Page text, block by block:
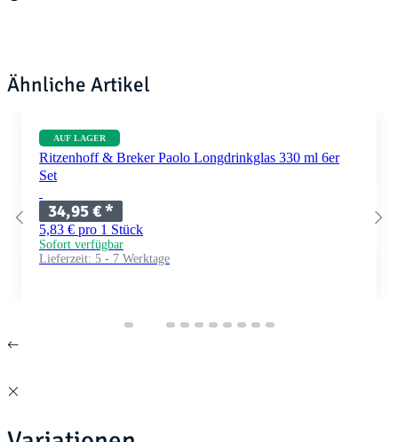
Ähnliche Artikel
AUF LAGER
Ritzenhoff & Breker Paolo Longdrinkglas 330 ml 6er
Set
34,95 €*
5,83 € pro 1 Stück
Sofort verfügbar
Lieferzeit: 5 - 7 Werktage